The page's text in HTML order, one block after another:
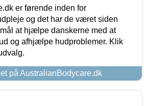
er førende inden for
og det har de været siden
at hjælpe danskerne med at
og afhjælpe hudproblemer. Klik
på AustralianBodycare.dk